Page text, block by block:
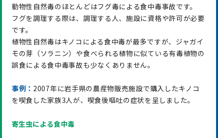
動物性自然毒のほとんどはフグ毒による食中毒事故です。
フグを調理する際は、調理する人、施設に資格や許可が必要
です。
植物性自然毒はキノコによる食中毒が最多ですが、ジャガイ
モの芽（ソラニン）や食べられる植物に似ている有毒植物の
誤食による食中毒事故も少なくありません。
事例： 2007年に岩手県の農産物販売施設で購入したキノコ
を喫食した家族3人が、喫食後嘔吐の症状を呈しました。
寄生虫による食中毒